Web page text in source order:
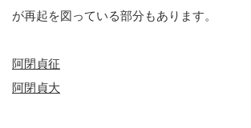
が再起を図っている部分もあります。
阿閉貞征
阿閉貞大